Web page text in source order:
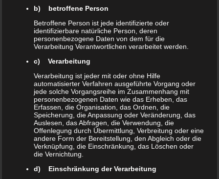
gesamte Angebot ohne gesonderte
Ankündigung zu verändern, zu ergänzen, zu
löschen oder die Veröffentlichung zeitweise oder
endgültig einzustellen.
Verweise und Links
Bei direkten oder indirekten Verweisen auf
fremde Webseiten (“Hyperlinks”), die außerhalb
des Verantwortungsbereiches des Autors liegen,
b) betroffene Person
Betroffene Person ist jede identifizierte oder
identifizierbare natürliche Person, deren
personenbezogene Daten von dem für die
Verarbeitung Verantwortlichen verarbeitet werden.
c) Verarbeitung
Verarbeitung ist jeder mit oder ohne Hilfe
automatisierter Verfahren ausgeführte Vorgang oder
jede solche Vorgangsreihe im Zusammenhang mit
personenbezogenen Daten wie das Erheben, das
Erfassen, die Organisation, das Ordnen, die
Speicherung, die Anpassung oder Veränderung, das
Auslesen, das Abfragen, die Verwendung, die
Offenlegung durch Übermittlung, Verbreitung oder eine
andere Form der Bereitstellung, den Abgleich oder die
Verknüpfung, die Einschränkung, das Löschen oder
die Vernichtung.
d) Einschränkung der Verarbeitung